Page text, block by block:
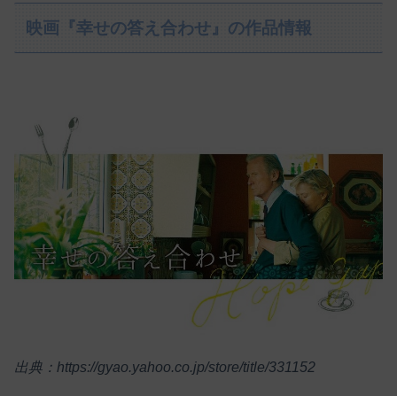
映画『幸せの答え合わせ』の作品情報
出典：https://gyao.yahoo.co.jp/store/title/331152